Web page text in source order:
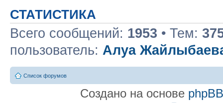
СТАТИСТИКА
Всего сообщений: 1953 • Тем:
пользователь: Алуа
Список форумов
Создано на основе phpBB